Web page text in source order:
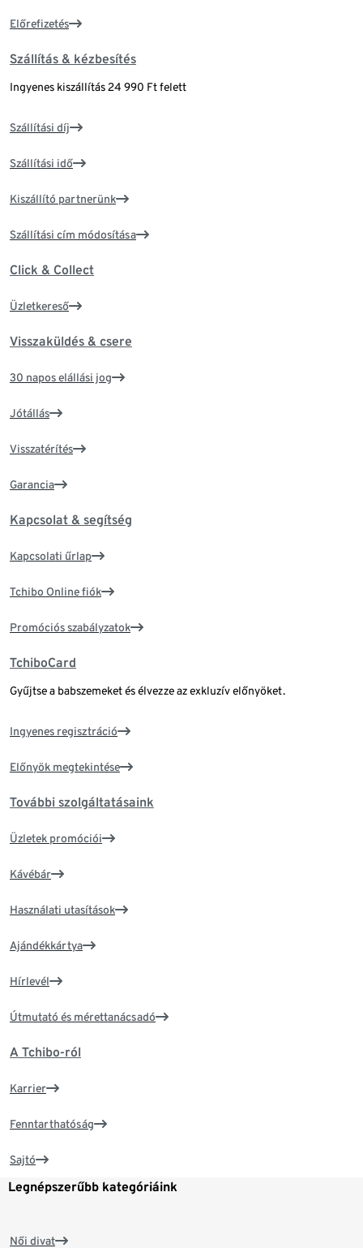
Előrefizetés
Szállítás & kézbesítés
Ingyenes kiszállítás 24 990 Ft felett
Szállítási díj
Szállítási idő
Kiszállító partnerünk
Szállítási cím módosítása
Click & Collect
Üzletkereső
Visszaküldés & csere
30 napos elállási jog
Jótállás
Visszatérítés
Garancia
Kapcsolat & segítség
Kapcsolati űrlap
Tchibo Online fiók
Promóciós szabályzatok
TchiboCard
Gyűjtse a babszemeket és élvezze az exkluzív előnyöket.
Ingyenes regisztráció
Előnyök megtekintése
További szolgáltatásaink
Üzletek promóciói
Kávébár
Használati utasítások
Ajándékkártya
Hírlevél
Útmutató és mérettanácsadó
A Tchibo-ról
Karrier
Fenntarthatóság
Sajtó
Legnépszerűbb kategóriáink
Női divat